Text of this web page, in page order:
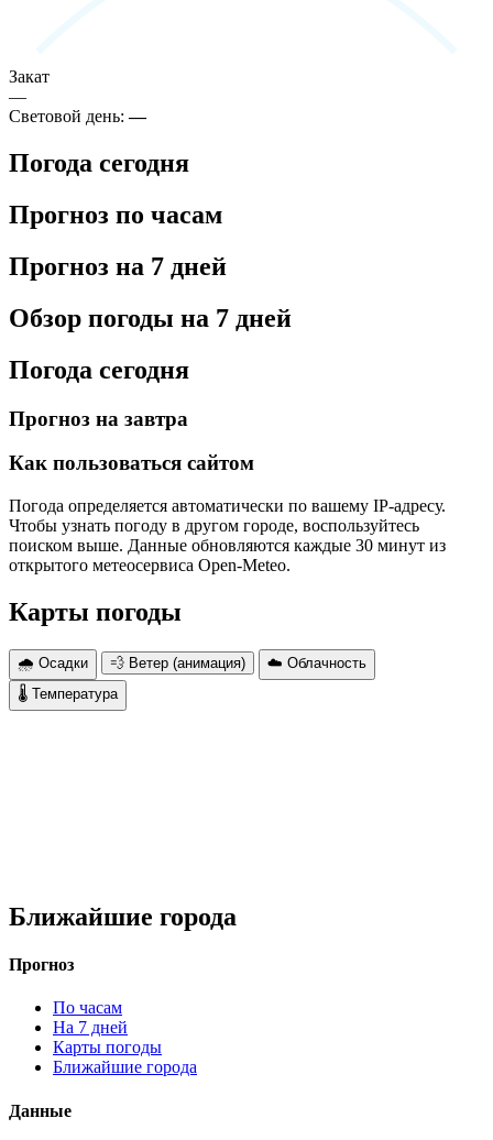
Закат
—
Световой день:—
Погода сегодня
Прогноз по часам
Прогноз на 7 дней
Обзор погоды на 7 дней
Погода сегодня
Прогноз на завтра
Как пользоваться сайтом
Погода определяется автоматически по вашему IP-адресу.
Чтобы узнать погоду в другом городе, воспользуйтесь
поиском выше. Данные обновляются каждые 30 минут из
открытого метеосервиса Open-Meteo.
Карты погоды
🌧 Осадки 💨 Ветер (анимация)
☁️ Облачность
🌡 Температура
Ближайшие города
Прогноз
По часам
На 7 дней
Карты погоды
Ближайшие города
Данные